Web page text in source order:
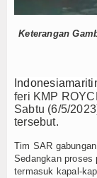
Khazanah
Logistik
Nasional
Olahraga
Gratis hingga Kawal
3T di Jawa Timur
Pemotongan
Terapkan
dan Sukses
RI, Panglima
Keterangan
feri KMP
Sabtu (6/5/
tersebut.
Tim SAR
Sedangkan proses
termasuk kapal-